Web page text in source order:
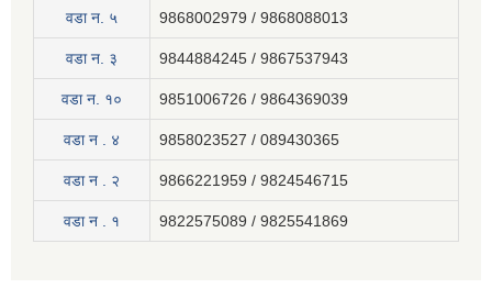
वडा न. ५ 9868002979 / 9868088013
वडा न. ३ 9844884245 / 9867537943
वडा न. १० 9851006726 / 9864369039
वडा न . ४ 9858023527 / 089430365
वडा न . २ 9866221959 / 9824546715
वडा न . १ 9822575089 / 9825541869